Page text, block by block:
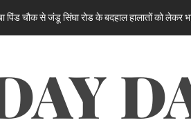
के बदहाल हालातों को लेकर भाजपा का रोष प्रदर्शन